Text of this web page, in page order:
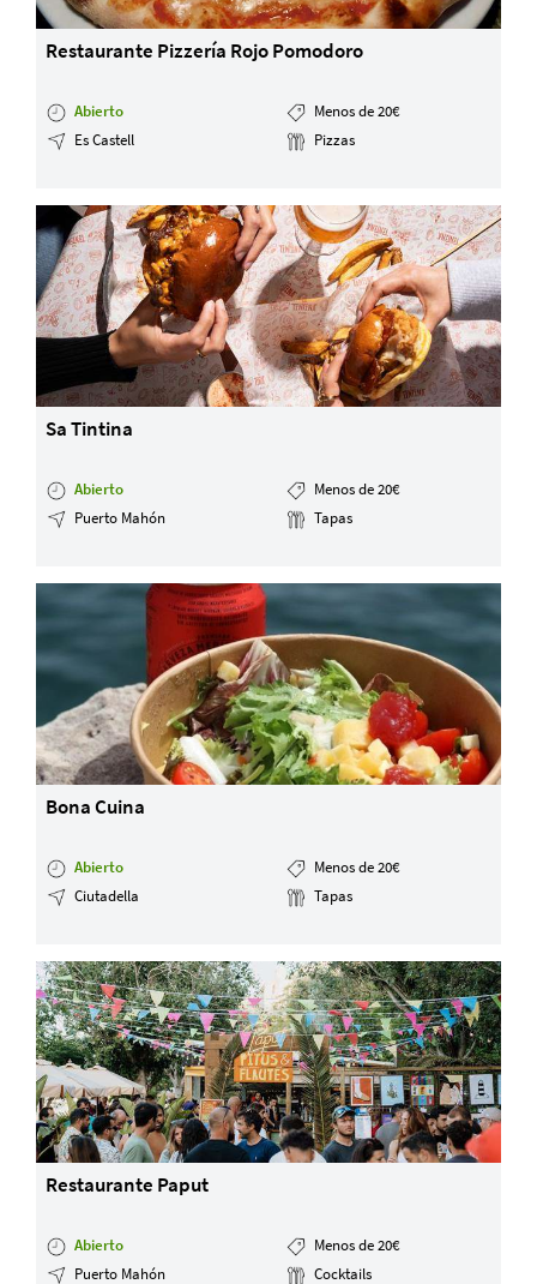
Restaurante Pizzería Rojo Pomodoro
Abierto
Menos de 20€
Es Castell
Pizzas
Sa Tintina
Abierto
Menos de 20€
Puerto Mahón
Tapas
Bona Cuina
Abierto
Menos de 20€
Ciutadella
Tapas
Restaurante Paput
Abierto
Menos de 20€
Puerto Mahón
Cocktails